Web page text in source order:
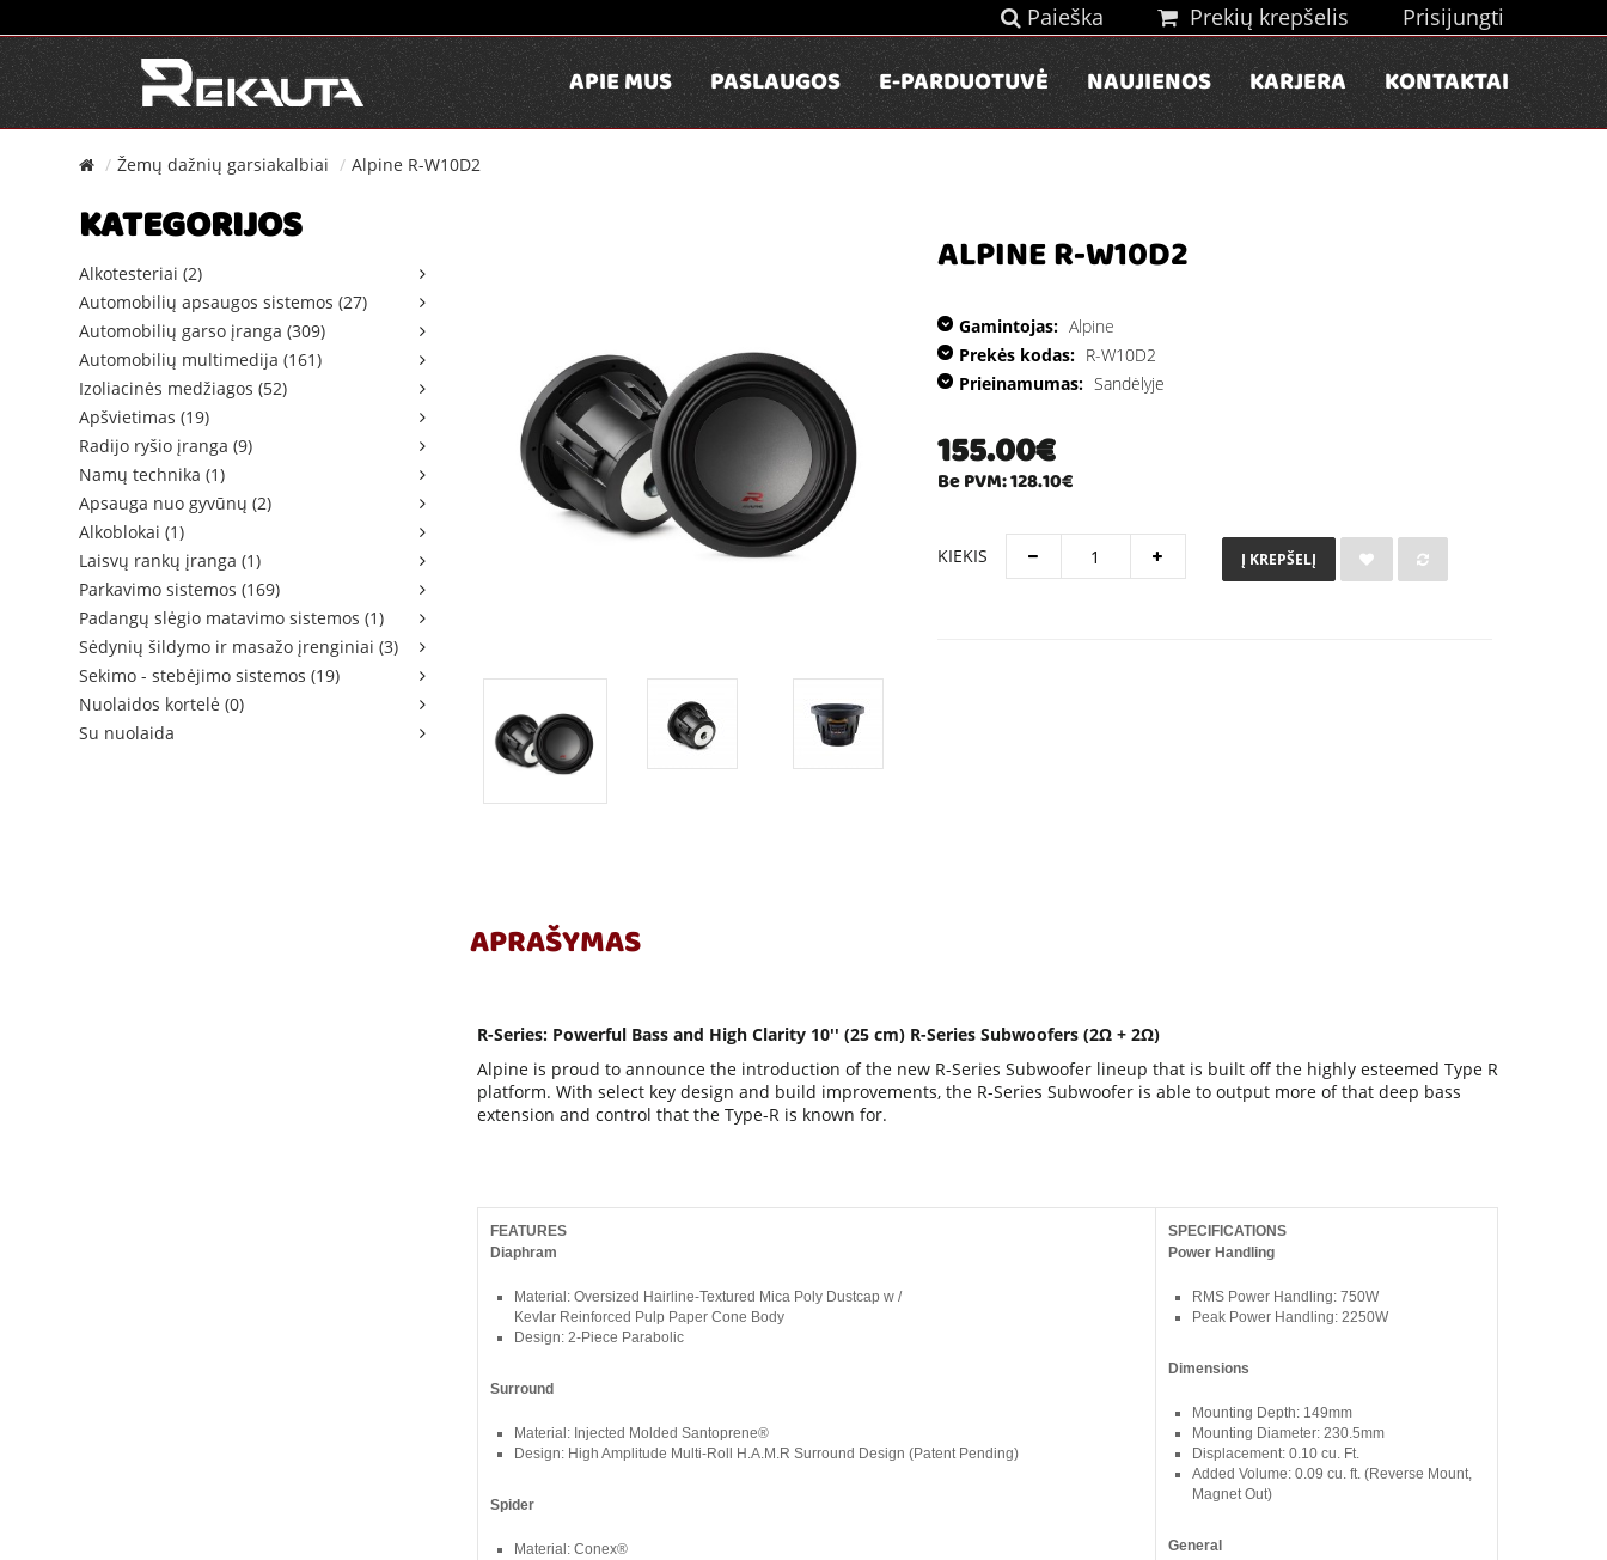
Paieška Prekių krepšelis Prisijungti
APIE MUS PASLAUGOS E-PARDUOTUVĖ NAUJIENOS KARJERA KONTAKTAI
Žemų dažnių garsiakalbiai Alpine R-W10D2
KATEGORIJOS
Alkotesteriai (2)
Automobilių apsaugos sistemos (27)
Automobilių garso įranga (309)
Automobilių multimedija (161)
Izoliacinės medžiagos (52)
Apšvietimas (19)
Radijo ryšio įranga (9)
Namų technika (1)
Apsauga nuo gyvūnų (2)
Alkoblokai (1)
Laisvų rankų įranga (1)
Parkavimo sistemos (169)
Padangų slėgio matavimo sistemos (1)
Sėdynių šildymo ir masažo įrenginiai (3)
Sekimo - stebėjimo sistemos (19)
Nuolaidos kortelė (0)
Su nuolaida
ALPINE R-W10D2
Gamintojas: Alpine
Prekės kodas: R-W10D2
Prieinamumas: Sandėlyje
155.00€
Be PVM: 128.10€
KIEKIS Į KREPŠELĮ
APRAŠYMAS
R-Series: Powerful Bass and High Clarity 10′′ (25 cm) R-Series Subwoofers (2Ω + 2Ω)
Alpine is proud to announce the introduction of the new R-Series Subwoofer lineup that is built off the highly esteemed Type R
platform. With select key design and build improvements, the R-Series Subwoofer is able to output more of that deep bass
extension and control that the Type-R is known for.
FEATURES
Diaphram
Material: Oversized Hairline-Textured Mica Poly Dustcap w /
Kevlar Reinforced Pulp Paper Cone Body
Design: 2-Piece Parabolic
Surround
Material: Injected Molded Santoprene®
Design: High Amplitude Multi-Roll H.A.M.R Surround Design (Patent Pending)
Spider
Material: Conex®
SPECIFICATIONS
Power Handling
RMS Power Handling: 750W
Peak Power Handling: 2250W
Dimensions
Mounting Depth: 149mm
Mounting Diameter: 230.5mm
Displacement: 0.10 cu. Ft.
Added Volume: 0.09 cu. ft. (Reverse Mount,
Magnet Out)
General